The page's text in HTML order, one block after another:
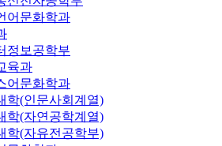
어문화학과
정보공학부
육과
어문화학과
학(인문사회계열)
학(자연공학계열)
학(자유전공학부)